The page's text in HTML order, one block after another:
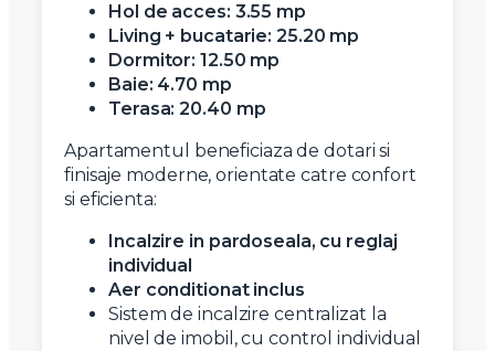
Hol de acces: 3.55 mp
Living + bucatarie: 25.20 mp
Dormitor: 12.50 mp
Baie: 4.70 mp
Terasa: 20.40 mp
Apartamentul beneficiaza de dotari si
finisaje moderne, orientate catre confort
si eficienta:
Incalzire in pardoseala, cu reglaj
individual
Aer conditionat inclus
Sistem de incalzire centralizat la
nivel de imobil, cu control individual